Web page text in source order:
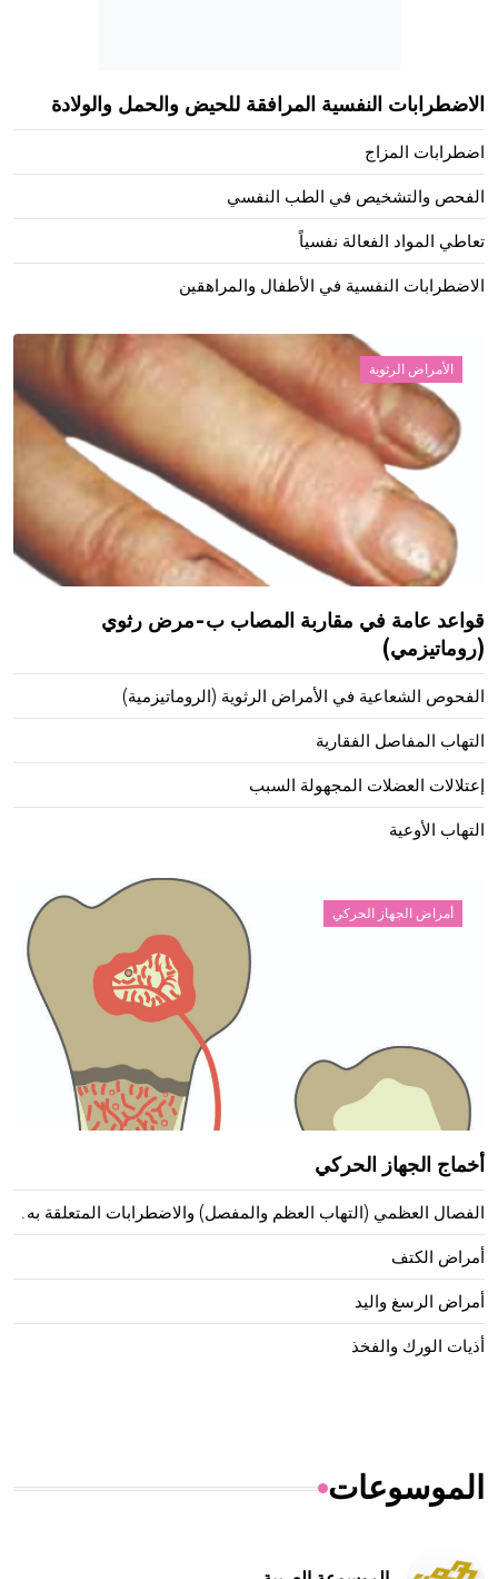
الاضطرابات النفسية المرافقة للحيض والحمل والولادة
اضطرابات المزاج
الفحص والتشخيص في الطب النفسي
تعاطي المواد الفعالة نفسياً
الاضطرابات النفسية في الأطفال والمراهقين
الأمراض الرثوية
قواعد عامة في مقاربة المصاب ب-مرض رثوي
(روماتيزمي)
الفحوص الشعاعية في الأمراض الرثوية (الروماتيزمية)
التهاب المفاصل الفقارية
إعتلالات العضلات المجهولة السبب
التهاب الأوعية
أمراض الجهاز الحركي
أخماج الجهاز الحركي
الفصال العظمي (التهاب العظم والمفصل) والاضطرابات المتعلقة به.
أمراض الكتف
أمراض الرسغ واليد
أذيات الورك والفخذ
الموسوعات